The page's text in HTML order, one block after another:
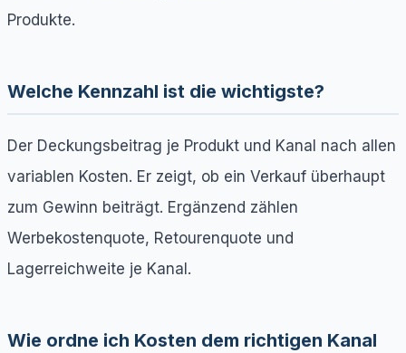
Produkte.
Welche Kennzahl ist die wichtigste?
Der Deckungsbeitrag je Produkt und Kanal nach allen
variablen Kosten. Er zeigt, ob ein Verkauf überhaupt
zum Gewinn beiträgt. Ergänzend zählen
Werbekostenquote, Retourenquote und
Lagerreichweite je Kanal.
Wie ordne ich Kosten dem richtigen Kanal